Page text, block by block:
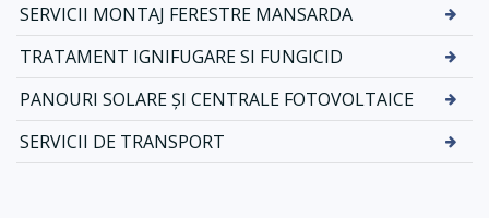
SERVICII MONTAJ FERESTRE MANSARDA
TRATAMENT IGNIFUGARE SI FUNGICID
PANOURI SOLARE ȘI CENTRALE FOTOVOLTAICE
SERVICII DE TRANSPORT